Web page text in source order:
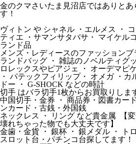
金のクマさいたま見沼店ではありとあ
す！
ヴィトン や シャネル ・エルメス ・
ティエ ・サマンサタバサ・ マイケル
ランド品
メンズ・レディースのファッション
ランドバッグ ・ 雑誌のノベルティグ
ロレックスやピアジェ ・ オーデマピ
・ パテックフィリップ・ オメガ ・
ドー ・ G-SHOCK などの時計
切手 はバラ切手1枚からお買取りしま
中国切手・金券 ・ 商品券・図書カー
ンカード・古銭・外国銭
ネックレス ・ リング など貴金属 【
壊れちゃった物でも大丈夫です】
金歯・金貨 ・ 銀杯 ・ 銀メダル ・ ト
スロット台・パチンコ台探してます